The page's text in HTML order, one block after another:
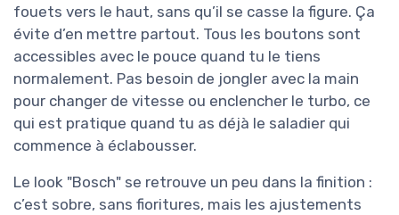
fouets vers le haut, sans qu’il se casse la figure. Ça
évite d’en mettre partout. Tous les boutons sont
accessibles avec le pouce quand tu le tiens
normalement. Pas besoin de jongler avec la main
pour changer de vitesse ou enclencher le turbo, ce
qui est pratique quand tu as déjà le saladier qui
commence à éclabousser.
Le look "Bosch" se retrouve un peu dans la finition :
c’est sobre, sans fioritures, mais les ajustements